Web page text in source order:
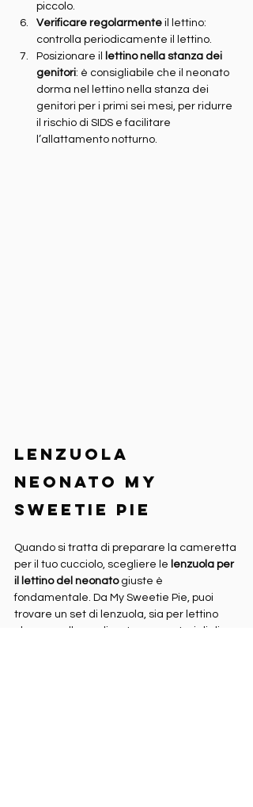
piccolo.
Verificare regolarmente il lettino:
controlla periodicamente il lettino.
Posizionare il
lettino nella stanza dei
genitori: è consigliabile che il neonato
dorma nel lettino nella stanza dei
genitori per i primi sei mesi, per ridurre
il rischio di SIDS e facilitare
l’allattamento notturno.
Lenzuola
neonato My
Sweetie Pie
Quando si tratta di preparare la cameretta
per il tuo cucciolo, scegliere le lenzuola per
il lettino del neonato giuste è
fondamentale. Da My Sweetie Pie, puoi
trovare un set di lenzuola, sia per lettino
che per culla, realizzate con materiali di